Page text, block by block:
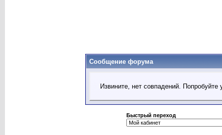
Сообщение форума
Извините, нет совпадений.
Быстрый переход